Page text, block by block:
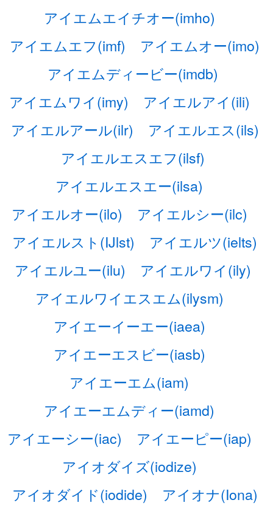
アイエムエイチオー(imho)
アイエムエフ(imf)
アイエムオー(imo)
アイエムディービー(imdb)
アイエムワイ(imy)
アイエルアイ(ili)
アイエルアール(ilr)
アイエルエス(ils)
アイエルエスエフ(ilsf)
アイエルエスエー(ilsa)
アイエルオー(ilo)
アイエルシー(ilc)
アイエルスト(IJlst)
アイエルツ(ielts)
アイエルユー(ilu)
アイエルワイ(ily)
アイエルワイエスエム(ilysm)
アイエーイーエー(iaea)
アイエーエスビー(iasb)
アイエーエム(iam)
アイエーエムディー(iamd)
アイエーシー(iac)
アイエーピー(iap)
アイオダイズ(iodize)
アイオダイド(iodide)
アイオナ(Iona)